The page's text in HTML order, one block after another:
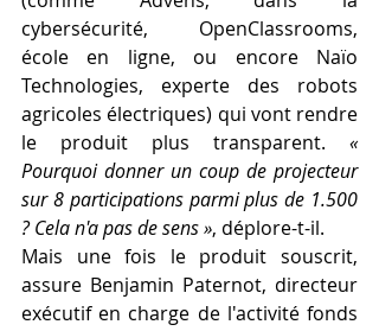
cybersécurité, OpenClassrooms,
école en ligne, ou encore Naïo
Technologies, experte des robots
agricoles électriques) qui vont rendre
le produit plus transparent. «
Pourquoi donner un coup de projecteur
sur 8 participations parmi plus de 1.500
? Cela n'a pas de sens », déplore-t-il.
Mais une fois le produit souscrit,
assure Benjamin Paternot, directeur
exécutif en charge de l'activité fonds